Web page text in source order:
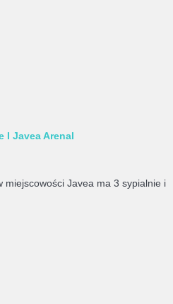
I Javea Arenal
miejscowości Javea ma 3 sypialnie i